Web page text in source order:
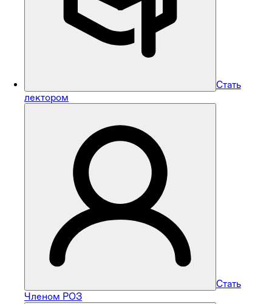
Стать
лектором
Стать
Членом РОЗ